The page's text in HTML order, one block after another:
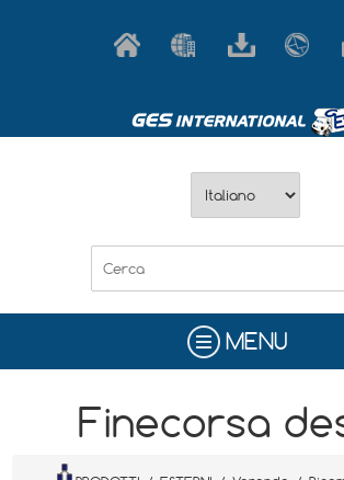
MENU
Finecorsa